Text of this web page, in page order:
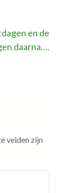
en de
daarna….
velden zijn